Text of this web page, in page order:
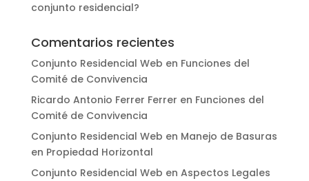
conjunto residencial?
Comentarios recientes
Conjunto Residencial Web en Funciones del
Comité de Convivencia
Ricardo Antonio Ferrer Ferrer en Funciones del
Comité de Convivencia
Conjunto Residencial Web en Manejo de Basuras
en Propiedad Horizontal
Conjunto Residencial Web en Aspectos Legales